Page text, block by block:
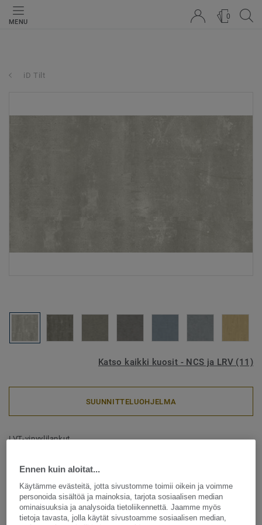
MENU
0
iD Tilt
Katso kaikki kuosit - NCS ja LRV (11)
SUUNNITTELUOHJELMA
LVT-vinyylilankut
GREY
iD Tilt on suunniteltu kovan kulutuksen ja kaupallisten
tilojen tarpeisiin. Laatat soveltuvat erinomaisesti sekä
Ennen kuin aloitat...
Käytämme evästeitä, jotta sivustomme toimii oikein ja voimme
personoida sisältöä ja mainoksia, tarjota sosiaalisen median
ominaisuuksia ja analysoida tietoliikennettä. Jaamme myös
tietoja tavasta, jolla käytät sivustoamme sosiaalisen median,